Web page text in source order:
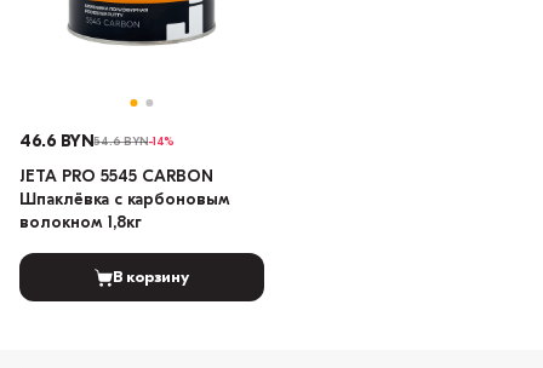
46.6 BYN54.6 BYN-14%
JETA PRO 5545 CARBON
Шпаклёвка с карбоновым
волокном 1,8кг
В корзину